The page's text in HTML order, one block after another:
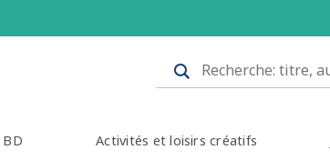
Activités et loisirs créatifs